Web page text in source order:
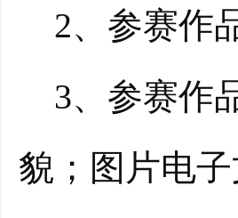
2、参赛作
3、参赛作
貌；图片电